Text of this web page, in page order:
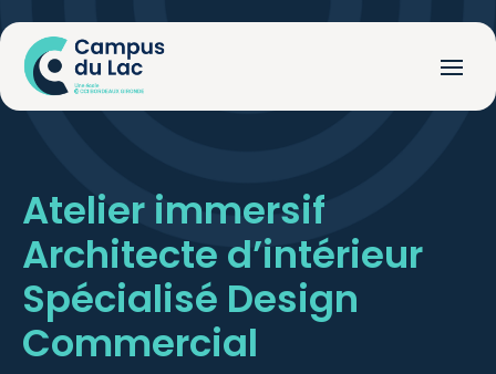
Atelier immersif
Architecte d’intérieur
Spécialisé Design
Commercial